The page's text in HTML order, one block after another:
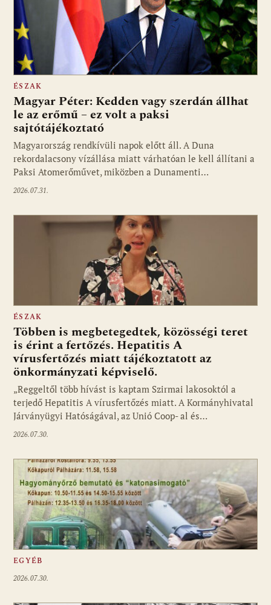
ÉSZAK
Magyar Péter: Kedden vagy szerdán állhat
le az erőmű – ez volt a paksi
sajtótájékoztató
Magyarország rendkívüli napok előtt áll. A Duna
rekordalacsony vízállása miatt várhatóan le kell állítani a
Paksi Atomerőművet, miközben a Dunamenti…
2026.07.31.
ÉSZAK
Többen is megbetegedtek, közösségi teret
is érint a fertőzés. Hepatitis A
vírusfertőzés miatt tájékoztatott az
önkormányzati képviselő.
„Reggeltől több hívást is kaptam Szirmai lakosoktól a
terjedő Hepatitis A vírusfertőzés miatt. A Kormányhivatal
Járványügyi Hatóságával, az Unió Coop- al és…
2026.07.30.
EGYÉB
2026.07.30.